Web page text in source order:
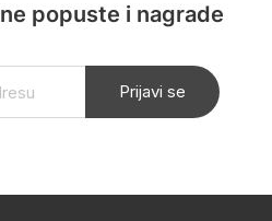
popuste i nagrade
Prijavi se